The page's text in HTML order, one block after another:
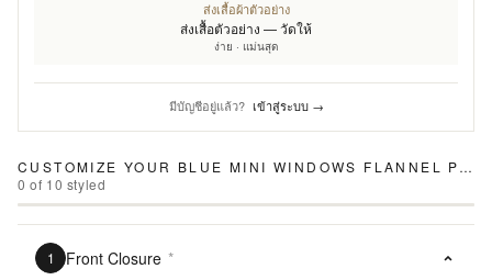
ส่งเสื้อผ้าตัวอย่าง
ส่งเสื้อตัวอย่าง — วัดให้
ง่าย · แม่นสุด
มีบัญชีอยู่แล้ว? เข้าสู่ระบบ →
CUSTOMIZE YOUR BLUE MINI WINDOWS FLANNEL PANTS
0 of 10 styled
1 Front Closure *